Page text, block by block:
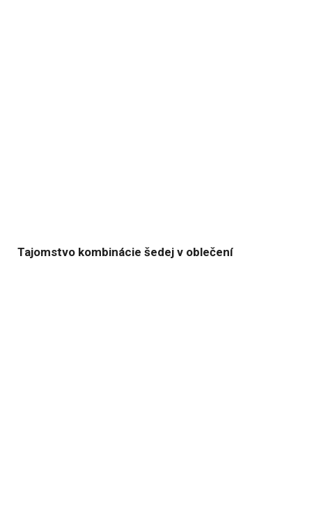
Tajomstvo kombinácie šedej v oblečení